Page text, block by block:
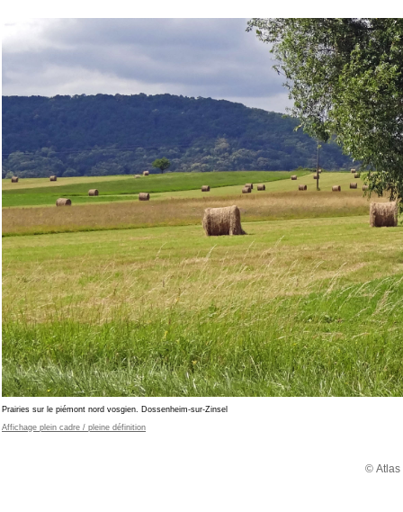
Prairies sur le piémont nord vosgien. Dossenheim-sur-Zinsel
Affichage plein cadre / pleine définition
© Atlas